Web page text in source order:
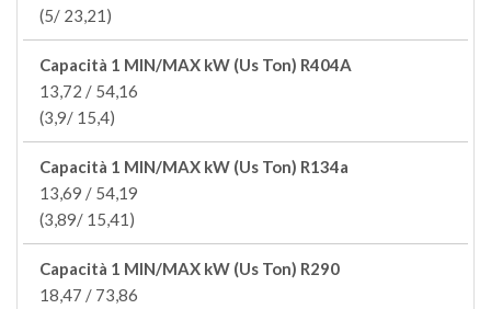
(5/ 23,21)
Capacità 1 MIN/MAX kW (Us Ton) R404A
13,72 / 54,16
(3,9/ 15,4)
Capacità 1 MIN/MAX kW (Us Ton) R134a
13,69 / 54,19
(3,89/ 15,41)
Capacità 1 MIN/MAX kW (Us Ton) R290
18,47 / 73,86